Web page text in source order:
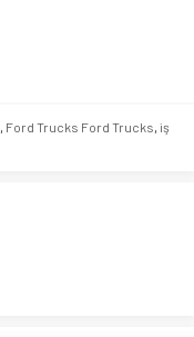
Ford Trucks Ford Trucks iş